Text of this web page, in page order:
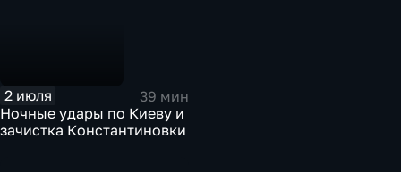
2 июля
39 мин
Ночные удары по Киеву и
зачистка Константиновки